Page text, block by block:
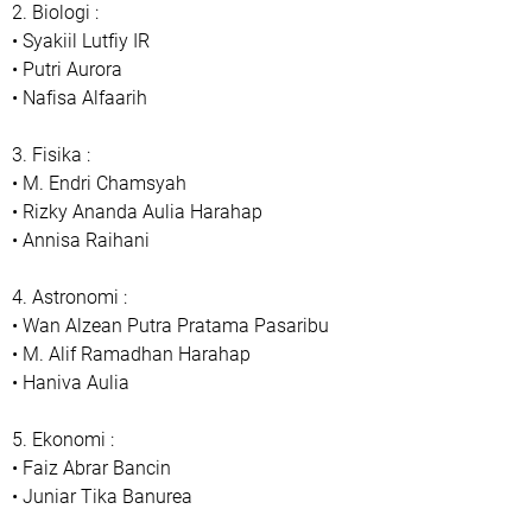
2. Biologi :
• Syakiil Lutfiy IR
• Putri Aurora
• Nafisa Alfaarih
3. Fisika :
• M. Endri Chamsyah
• Rizky Ananda Aulia Harahap
• Annisa Raihani
4. Astronomi :
• Wan Alzean Putra Pratama Pasaribu
• M. Alif Ramadhan Harahap
• Haniva Aulia
5. Ekonomi :
• Faiz Abrar Bancin
• Juniar Tika Banurea